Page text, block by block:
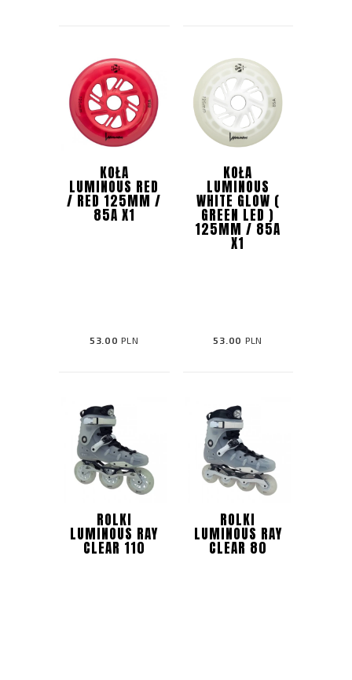
KOŁA
LUMINOUS RED
/ RED 125MM /
85A X1
53.00 PLN
KOŁA
LUMINOUS
WHITE GLOW (
GREEN LED )
125MM / 85A
X1
53.00 PLN
ROLKI
LUMINOUS RAY
CLEAR 110
ROLKI
LUMINOUS RAY
CLEAR 80